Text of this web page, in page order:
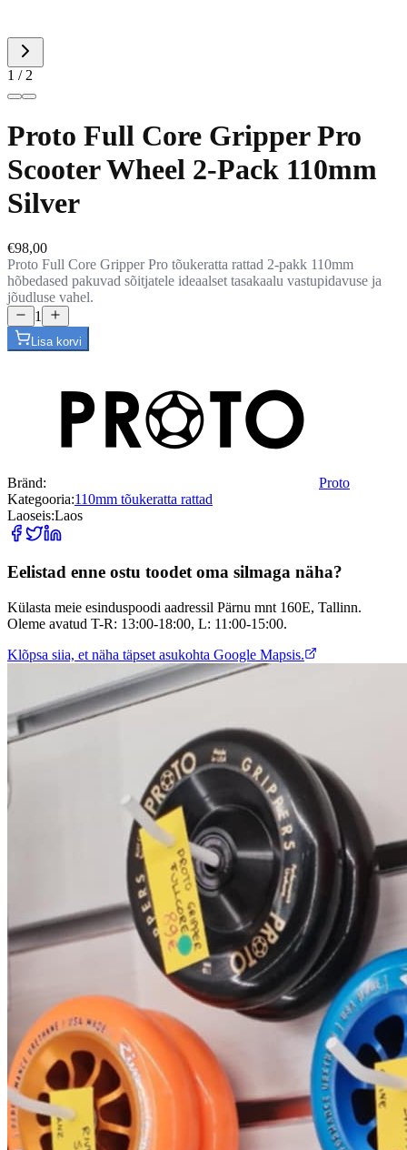
1 / 2
Proto Full Core Gripper Pro
Scooter Wheel 2-Pack 110mm
Silver
€98,00
Proto Full Core Gripper Pro tõukeratta rattad 2-pakk 110mm
hõbedased pakuvad sõitjatele ideaalset tasakaalu vastupidavuse ja
jõudluse vahel.
1
Lisa korvi
Bränd:
Proto
Kategooria:110mm tõukeratta rattad
Laoseis:Laos
Eelistad enne ostu toodet oma silmaga näha?
Külasta meie esinduspoodi aadressil Pärnu mnt 160E, Tallinn.
Oleme avatud T-R: 13:00-18:00, L: 11:00-15:00.
Klõpsa siia, et näha täpset asukohta Google Mapsis.